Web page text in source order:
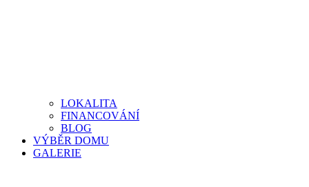
LOKALITA
FINANCOVÁNÍ
BLOG
VÝBĚR DOMU
GALERIE